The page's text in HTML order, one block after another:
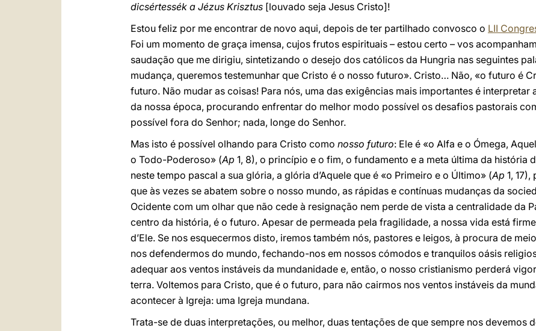
dicsértessék a Jézus Krisztus [louvado seja Jesus Cristo]!
Estou feliz por me encontrar de novo aqui, depois de ter partilhado convosco o LII
Foi um momento de graça imensa, cujos frutos espirituais – estou certo – vos
saudação que me dirigiu, sintetizando o desejo dos católicos da Hungria nas seguintes
mudança, queremos testemunhar que Cristo é o nosso futuro». Cristo… Não, «o futuro é
futuro. Não mudar as coisas! Para nós, uma das exigências mais importantes é interpretar
da nossa época, procurando enfrentar do melhor modo possível os desafios pastorais
possível fora do Senhor; nada, longe do Senhor.
Mas isto é possível olhando para Cristo como nosso futuro: Ele é «o Alfa e o Ómega,
o Todo-Poderoso» (Ap 1, 8), o princípio e o fim, o fundamento e a meta última da história
neste tempo pascal a sua glória, a glória d’Aquele que é «o Primeiro e o Último» (Ap 1,
que às vezes se abatem sobre o nosso mundo, as rápidas e contínuas mudanças da
Ocidente com um olhar que não cede à resignação nem perde de vista a centralidade da
centro da história, é o futuro. Apesar de permeada pela fragilidade, a nossa vida está
d’Ele. Se nos esquecermos disto, iremos também nós, pastores e leigos, à procura de
nos defendermos do mundo, fechando-nos em nossos cómodos e tranquilos oásis
adequar aos ventos instáveis da mundanidade e, então, o nosso cristianismo perderá
terra. Voltemos para Cristo, que é o futuro, para não cairmos nos ventos instáveis da
acontecer à Igreja: uma Igreja mundana.
Trata-se de duas interpretações, ou melhor, duas tentações de que sempre nos devemos